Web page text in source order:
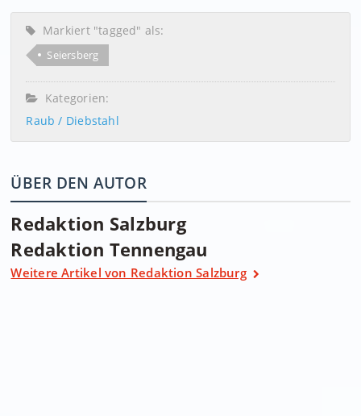
Markiert "tagged" als:
Seiersberg
Kategorien:
Raub / Diebstahl
ÜBER DEN AUTOR
Redaktion Salzburg
Redaktion Tennengau
Weitere Artikel von Redaktion Salzburg